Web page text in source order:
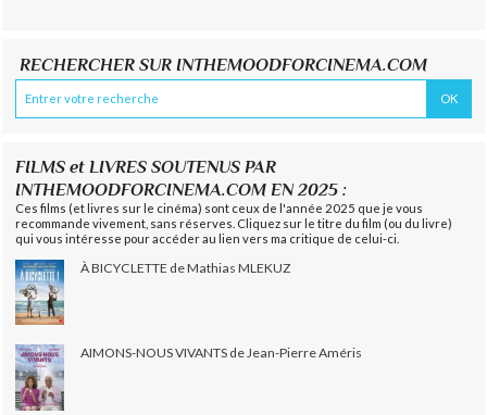
RECHERCHER SUR INTHEMOODFORCINEMA.COM
FILMS et LIVRES SOUTENUS PAR
INTHEMOODFORCINEMA.COM EN 2025 :
Ces films (et livres sur le cinéma) sont ceux de l'année 2025 que je vous
recommande vivement, sans réserves. Cliquez sur le titre du film (ou du livre)
qui vous intéresse pour accéder au lien vers ma critique de celui-ci.
À BICYCLETTE de Mathias MLEKUZ
AIMONS-NOUS VIVANTS de Jean-Pierre Améris